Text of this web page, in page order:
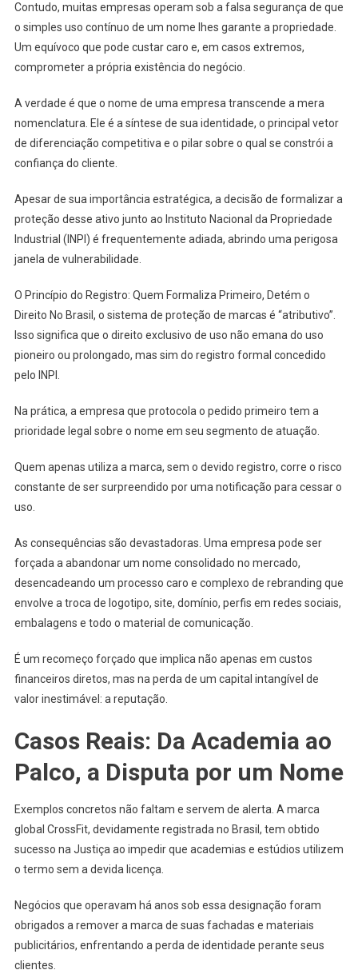
Contudo, muitas empresas operam sob a falsa segurança de que
o simples uso contínuo de um nome lhes garante a propriedade.
Um equívoco que pode custar caro e, em casos extremos,
comprometer a própria existência do negócio.
A verdade é que o nome de uma empresa transcende a mera
nomenclatura. Ele é a síntese de sua identidade, o principal vetor
de diferenciação competitiva e o pilar sobre o qual se constrói a
confiança do cliente.
Apesar de sua importância estratégica, a decisão de formalizar a
proteção desse ativo junto ao Instituto Nacional da Propriedade
Industrial (INPI) é frequentemente adiada, abrindo uma perigosa
janela de vulnerabilidade.
O Princípio do Registro: Quem Formaliza Primeiro, Detém o
Direito No Brasil, o sistema de proteção de marcas é “atributivo”.
Isso significa que o direito exclusivo de uso não emana do uso
pioneiro ou prolongado, mas sim do registro formal concedido
pelo INPI.
Na prática, a empresa que protocola o pedido primeiro tem a
prioridade legal sobre o nome em seu segmento de atuação.
Quem apenas utiliza a marca, sem o devido registro, corre o risco
constante de ser surpreendido por uma notificação para cessar o
uso.
As consequências são devastadoras. Uma empresa pode ser
forçada a abandonar um nome consolidado no mercado,
desencadeando um processo caro e complexo de rebranding que
envolve a troca de logotipo, site, domínio, perfis em redes sociais,
embalagens e todo o material de comunicação.
É um recomeço forçado que implica não apenas em custos
financeiros diretos, mas na perda de um capital intangível de
valor inestimável: a reputação.
Casos Reais: Da Academia ao
Palco, a Disputa por um Nome
Exemplos concretos não faltam e servem de alerta. A marca
global CrossFit, devidamente registrada no Brasil, tem obtido
sucesso na Justiça ao impedir que academias e estúdios utilizem
o termo sem a devida licença.
Negócios que operavam há anos sob essa designação foram
obrigados a remover a marca de suas fachadas e materiais
publicitários, enfrentando a perda de identidade perante seus
clientes.